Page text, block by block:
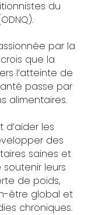
du
par la
que la
l’atteinte de
passe par
alimentaires.
d’aider les
des
saines et
leurs
de poids,
être global et
chroniques.